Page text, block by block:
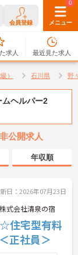
会員登録 メニュー
0
求人
0
最近見た求人
） 石川県 野
ムヘルパー2
非公開求人
年収順
日：2026年07月23日
株式会社清泉の宿
☆住宅型有料
正社員＞